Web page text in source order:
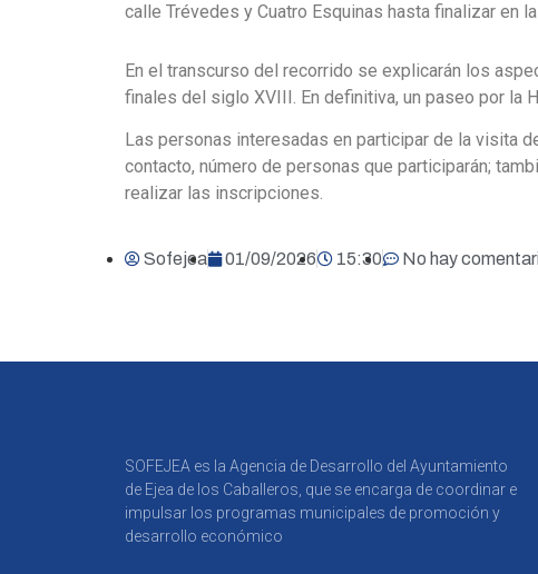
calle Trévedes y Cuatro Esquinas hasta finalizar en
En el transcurso del recorrido se explicarán los
finales del siglo XVIII. En definitiva, un paseo por la
Las personas interesadas en participar de la visita
contacto, número de personas que participarán;
realizar las inscripciones.
Sofejea 01/09/2026 15:30 No hay
SOFEJEA es la Agencia de Desarrollo del Ayuntamiento
de Ejea de los Caballeros, que se encarga de coordinar e
impulsar los programas municipales de promoción y
desarrollo económico